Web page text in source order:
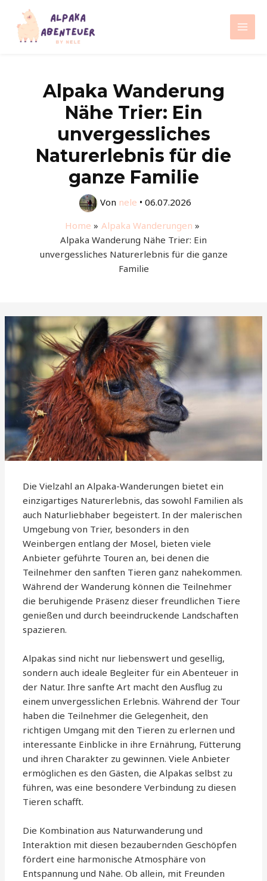
Inhalt
springen
Main
Alpaka Wanderung
Nähe Trier: Ein
unvergessliches
Naturerlebnis für die
ganze Familie
Von nele • 06.07.2026
Home
Alpaka Wanderungen
Alpaka Wanderung Nähe Trier: Ein
unvergessliches Naturerlebnis für die ganze
Familie
Die Vielzahl an Alpaka-Wanderungen bietet ein
einzigartiges Naturerlebnis, das sowohl Familien als
auch Naturliebhaber begeistert. In der malerischen
Umgebung von Trier, besonders in den
Weinbergen entlang der Mosel, bieten viele
Anbieter geführte Touren an, bei denen die
Teilnehmer den sanften Tieren ganz nahekommen.
Während der Wanderung können die Teilnehmer
die beruhigende Präsenz dieser freundlichen Tiere
genießen und durch beeindruckende Landschaften
spazieren.
Alpakas sind nicht nur liebenswert und gesellig,
sondern auch ideale Begleiter für ein Abenteuer in
der Natur. Ihre sanfte Art macht den Ausflug zu
einem unvergesslichen Erlebnis. Während der Tour
haben die Teilnehmer die Gelegenheit, den
richtigen Umgang mit den Tieren zu erlernen und
interessante Einblicke in ihre Ernährung, Fütterung
und ihren Charakter zu gewinnen. Viele Anbieter
ermöglichen es den Gästen, die Alpakas selbst zu
führen, was eine besondere Verbindung zu diesen
Tieren schafft.
Die Kombination aus Naturwanderung und
Interaktion mit diesen bezaubernden Geschöpfen
fördert eine harmonische Atmosphäre von
Entspannung und Nähe. Ob allein, mit Freunden